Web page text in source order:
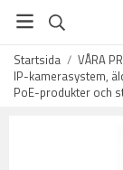
Startsida / VÅRA
IP-kamerasystem,
PoE-produkter och